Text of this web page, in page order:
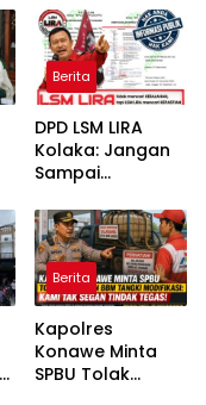
Berita
DPD LSM LIRA
Kolaka: Jangan
Sampai
Publik Dibalas
Laporan,
Sementara
Substansi
Hukumnya Tidak
Pernah
Dijelaskan
Secara Terbuka
Berita
Kapolres
Konawe Minta
SPBU Tolak